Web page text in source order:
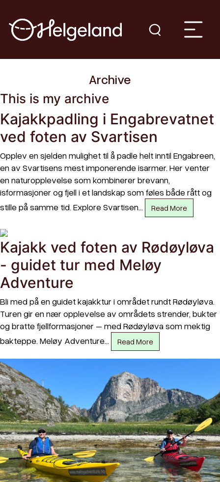
Archive
This is my archive
Kajakkpadling i Engabrevatnet
ved foten av Svartisen
Opplev en sjelden mulighet til å padle helt inntil Engabreen,
en av Svartisens mest imponerende isarmer. Her venter
en naturopplevelse som kombinerer brevann,
isformasjoner og fjell i et landskap som føles både rått og
stille på samme tid. Explore Svartisen…
Read More
Kajakk ved foten av Rødøyløva
- guidet tur med Meløy
Adventure
Bli med på en guidet kajakktur i området rundt Rødøyløva.
Turen gir en nær opplevelse av områdets strender, bukter
og bratte fjellformasjoner – med Rødøyløva som mektig
bakteppe. Meløy Adventure…
Read More